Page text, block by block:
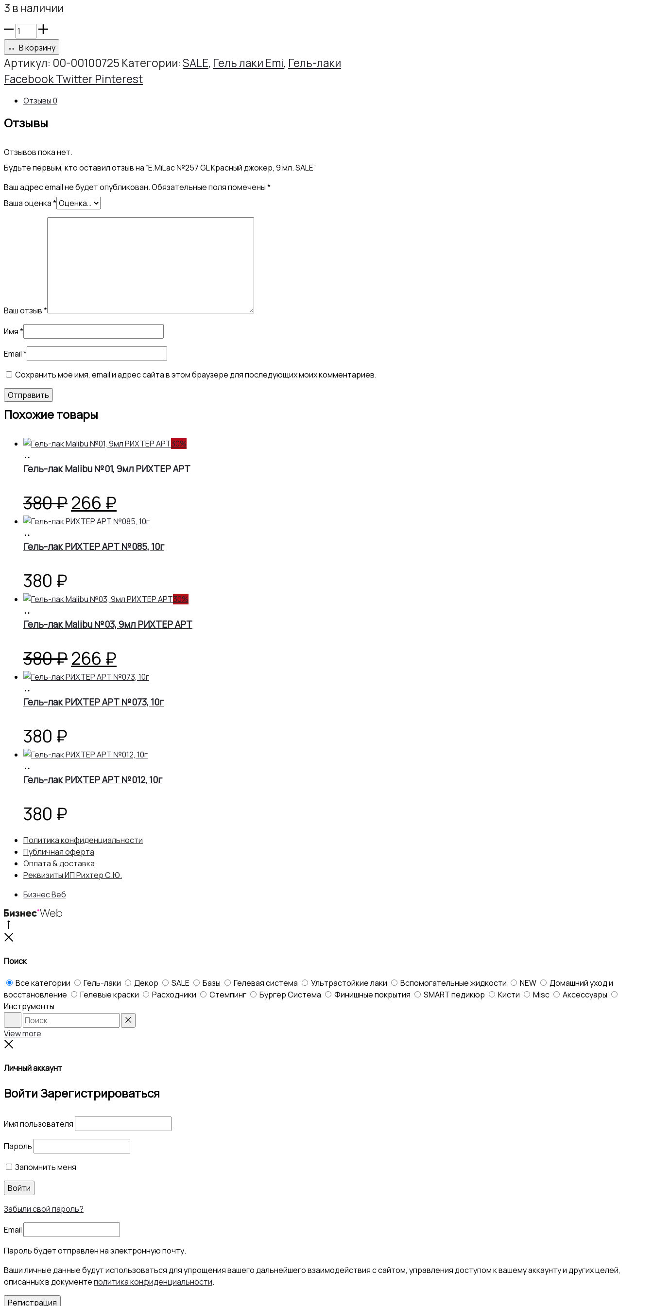
3 в наличии
Количество
товара
E.MiLac
№257
Красный
джокер,
мл.
SALE
В корзину
Артикул: 00-00100725 Категории:SALE, Гель лаки Emi, Гель-лаки
Share
FacebookTwitter Pinterest
Отзывы0
Отзывы
Отзывов пока нет.
Будьте первым, кто оставил отзыв на “E.MiLac №257 GL Красный джокер, 9 мл. SALE”
Ваш адрес email не будет опубликован.Обязательные поля помечены*
Ваша оценка*
Ваш отзыв*
Имя*
Email*
Сохранить моё имя, email и адрес сайта в этом браузере для последующих моих комментариев.
Похожие товары
30%
корзину
Гель-лак Malibu №01, 9мл РИХТЕР АРТ
380₽Первоначальная
цена
составляла
266 ₽
цена:
266 ₽.
корзину
Гель-лак РИХТЕР АРТ №085, 10г
380 ₽
30%
корзину
Гель-лак Malibu №03, 9мл РИХТЕР АРТ
380₽Первоначальная
цена
составляла
266 ₽
цена:
266 ₽.
корзину
Гель-лак РИХТЕР АРТ №073, 10г
380 ₽
корзину
Гель-лак РИХТЕР АРТ №012, 10г
380 ₽
Политика конфиденциальности
Публичная оферта
Оплата & доставка
Реквизиты ИП Рихтер С.Ю.
Бизнес Веб
Поиск
Все категории Гель-лаки Декор SALE Базы Гелевая система Ультрастойкие лаки Вспомогательные жидкости NEW
Домашний уход и
восстановление
Гелевые краски Расходники Стемпинг Бургер Система Финишные покрытия SMART педикюр Кисти Misc
Аксессуары
Инструменты
Search
View more
Личный аккаунт
ВойтиЗарегистрироваться
Имя пользователя
Пароль
Запомнить меня
Войти
Забыли свой пароль?
Email
Пароль будет отправлен на электронную почту.
Ваши личные данные будут использоваться для упрощения вашего дальнейшего взаимодействия с сайтом, управления доступом к вашему аккаунту и других целей,
описанных в документеполитика конфиденциальности.
Регистрация